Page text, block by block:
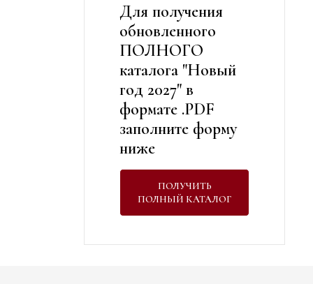
Для получения
обновленного
ПОЛНОГО
каталога "Новый
год 2027" в
формате .PDF
заполните форму
ниже
ПОЛУЧИТЬ
ПОЛНЫЙ КАТАЛОГ